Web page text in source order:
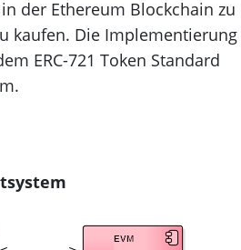
der Ethereum Blockchain zu
kaufen. Die Implementierung
ERC-721 Token Standard